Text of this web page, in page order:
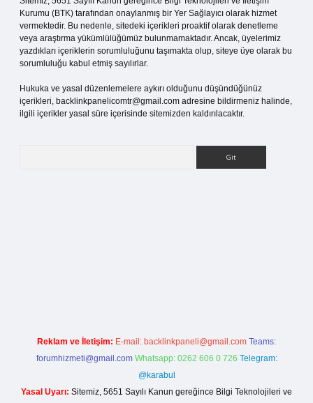
Kurumu (BTK) tarafından onaylanmış bir Yer Sağlayıcı olarak hizmet
vermektedir. Bu nedenle, sitedeki içerikleri proaktif olarak denetleme
veya araştırma yükümlülüğümüz bulunmamaktadır. Ancak, üyelerimiz
yazdıkları içeriklerin sorumluluğunu taşımakta olup, siteye üye olarak bu
sorumluluğu kabul etmiş sayılırlar.
Hukuka ve yasal düzenlemelere aykırı olduğunu düşündüğünüz
içerikleri, backlinkpanelicomtr@gmail.com adresine bildirmeniz halinde,
ilgili içerikler yasal süre içerisinde sitemizden kaldırılacaktır.
Reklam ve İletişim: E-mail: backlinkpaneli@gmail.com Teams:
forumhizmeti@gmail.com Whatsapp: 0262 606 0 726 Telegram:
@karabul
Yasal Uyarı: Sitemiz, 5651 Sayılı Kanun gereğince Bilgi Teknolojileri ve